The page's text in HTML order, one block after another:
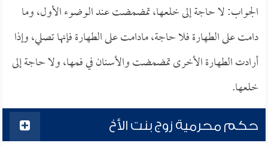
الجواب: لا حاجة إلى خلعها، تمضمضت عند الوضوء الأول، وما
دامت على الطهارة فلا حاجة، مادامت على الطهارة فإنها تصلي، وإذا
أرادت الطهارة الأخرى تمضمضت والأسنان في فمها، ولا حاجة إلى
خلعها.
حكم محرمية زوج بنت الأخ